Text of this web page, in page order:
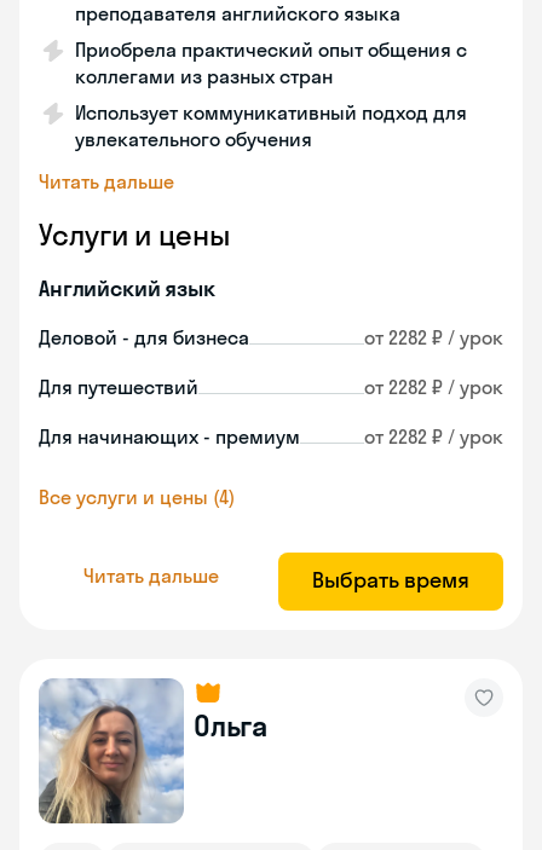
преподавателя английского языка
Приобрела практический опыт общения с
коллегами из разных стран
Использует коммуникативный подход для
увлекательного обучения
Читать дальше
Услуги и цены
Английский язык
Деловой - для бизнеса от 2282 ₽ / урок
Для путешествий от 2282 ₽ / урок
Для начинающих - премиум от 2282 ₽ / урок
Все услуги и цены (4)
Читать дальше Выбрать время
Ольга